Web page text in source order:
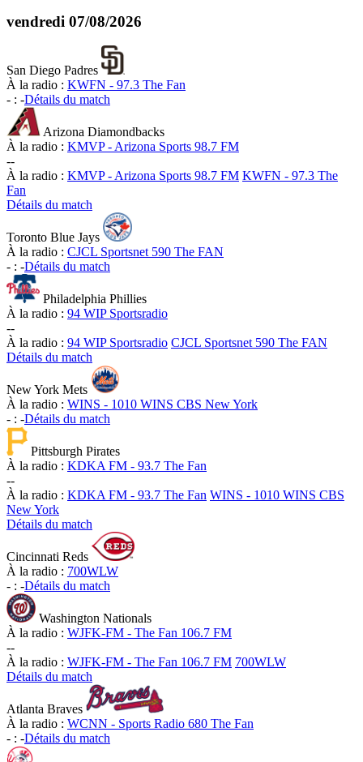
vendredi 07/08/2026
San Diego Padres
À la radio : KWFN - 97.3 The Fan
- : -Détails du match
Arizona Diamondbacks
À la radio : KMVP - Arizona Sports 98.7 FM
--
À la radio : KMVP - Arizona Sports 98.7 FM KWFN - 97.3 The
Fan
Détails du match
Toronto Blue Jays
À la radio : CJCL Sportsnet 590 The FAN
- : -Détails du match
Philadelphia Phillies
À la radio : 94 WIP Sportsradio
--
À la radio : 94 WIP Sportsradio CJCL Sportsnet 590 The FAN
Détails du match
New York Mets
À la radio : WINS - 1010 WINS CBS New York
- : -Détails du match
Pittsburgh Pirates
À la radio : KDKA FM - 93.7 The Fan
--
À la radio : KDKA FM - 93.7 The Fan WINS - 1010 WINS CBS
New York
Détails du match
Cincinnati Reds
À la radio : 700WLW
- : -Détails du match
Washington Nationals
À la radio : WJFK-FM - The Fan 106.7 FM
--
À la radio : WJFK-FM - The Fan 106.7 FM 700WLW
Détails du match
Atlanta Braves
À la radio : WCNN - Sports Radio 680 The Fan
- : -Détails du match